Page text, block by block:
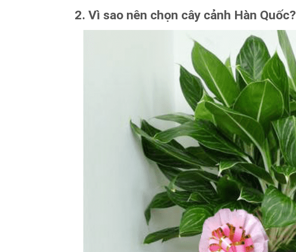
2. Vì sao nên chọn cây cảnh Hàn Quốc?